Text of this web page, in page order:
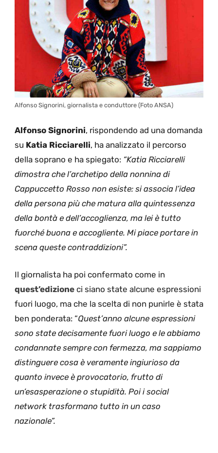
Alfonso Signorini, giornalista e conduttore (Foto ANSA)
Alfonso Signorini, rispondendo ad una domanda
su Katia Ricciarelli, ha analizzato il percorso
della soprano e ha spiegato: “Katia Ricciarelli
dimostra che l’archetipo della nonnina di
Cappuccetto Rosso non esiste: si associa l’idea
della persona più che matura alla quintessenza
della bontà e dell’accoglienza, ma lei è tutto
fuorché buona e accogliente. Mi piace portare in
scena queste contraddizioni”.
Il giornalista ha poi confermato come in
quest’edizione ci siano state alcune espressioni
fuori luogo, ma che la scelta di non punirle è stata
ben ponderata: “Quest’anno alcune espressioni
sono state decisamente fuori luogo e le abbiamo
condannate sempre con fermezza, ma sappiamo
distinguere cosa è veramente ingiurioso da
quanto invece è provocatorio, frutto di
un’esasperazione o stupidità. Poi i social
network trasformano tutto in un caso
nazionale”.